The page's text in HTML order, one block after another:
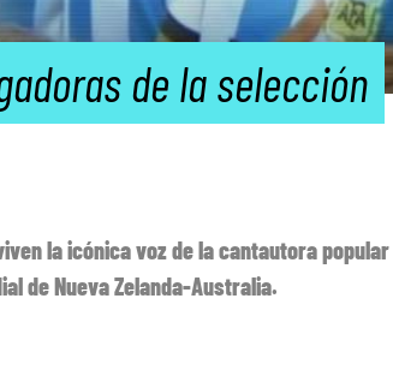
de la selección
la icónica voz de la cantautora popular
de Nueva Zelanda-Australia.